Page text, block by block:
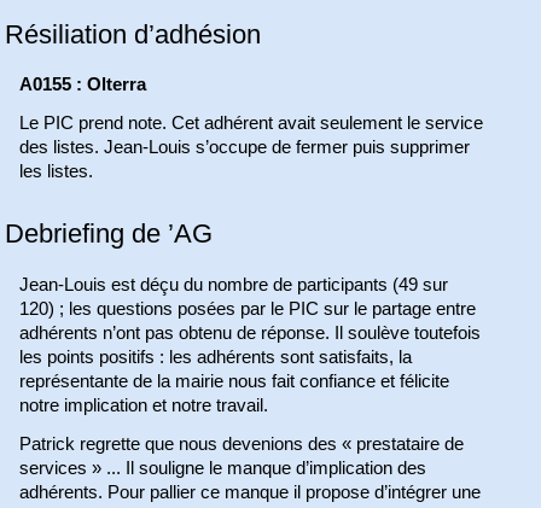
Résiliation d’adhésion
A0155 : Olterra
Le PIC prend note. Cet adhérent avait seulement le service
des listes. Jean-Louis s’occupe de fermer puis supprimer
les listes.
Debriefing de ’AG
Jean-Louis est déçu du nombre de participants (49 sur
120) ; les questions posées par le PIC sur le partage entre
adhérents n’ont pas obtenu de réponse. Il soulève toutefois
les points positifs : les adhérents sont satisfaits, la
représentante de la mairie nous fait confiance et félicite
notre implication et notre travail.
Patrick regrette que nous devenions des « prestataire de
services » ... Il souligne le manque d’implication des
adhérents. Pour pallier ce manque il propose d’intégrer une